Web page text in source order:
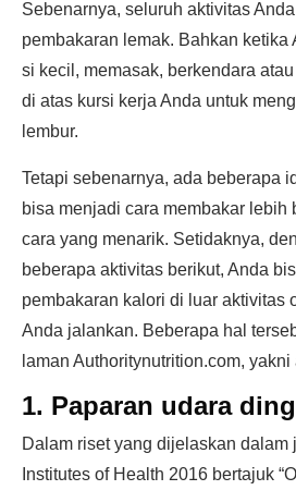
Sebenarnya, seluruh aktivitas
pembakaran lemak. Bahkan ketika
si kecil, memasak, berkendara
di atas kursi kerja Anda untuk
lembur.
Tetapi sebenarnya, ada beberapa
bisa menjadi cara membakar lebih
cara yang menarik. Setidaknya,
beberapa aktivitas berikut, Anda
pembakaran kalori di luar aktivitas
Anda jalankan. Beberapa hal
laman Authoritynutrition.com, yakni
1. Paparan udara
Dalam riset yang dijelaskan dalam
Institutes of Health 2016 bertajuk